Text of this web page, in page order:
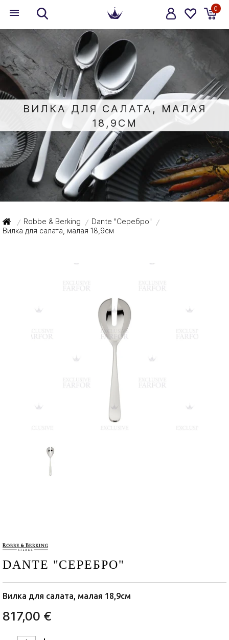
0
ВИЛКА ДЛЯ САЛАТА, МАЛАЯ
18,9СМ
/ Robbe & Berking / Dante "Серебро" /
Вилка для салата, малая 18,9см
DANTE "СЕРЕБРО"
Вилка для салата, малая 18,9см
817,00 €